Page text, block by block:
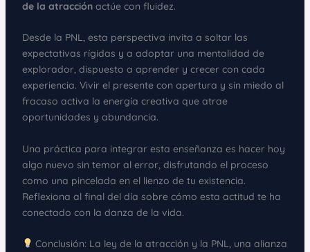
de la atracciónactúe con fluidez.
Desde la PNL, esta perspectiva invita a soltar las
expectativas rígidas y a adoptar una mentalidad de
explorador, dispuesto a aprender y crecer con cada
experiencia. Vivir el presente con apertura y sin miedo al
fracaso activa la energía creativa que atrae
oportunidades y abundancia.
Una práctica para integrar esta enseñanza es hacer hoy
algo nuevo sin temor al error, disfrutando el proceso
como una pincelada en el lienzo de tu existencia.
Reflexiona al final del día sobre cómo esta actitud te ha
conectado con la danza de la vida.
Conclusión: La ley de la atracción y la PNL, una alianza